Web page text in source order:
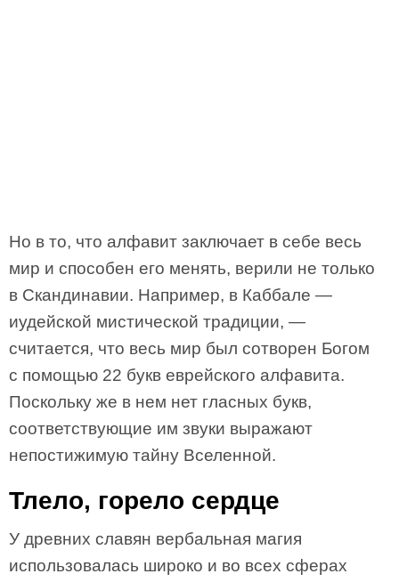
Но в то, что алфавит заключает в себе весь
мир и способен его менять, верили не только
в Скандинавии. Например, в Каббале —
иудейской мистической традиции, —
считается, что весь мир был сотворен Богом
с помощью 22 букв еврейского алфавита.
Поскольку же в нем нет гласных букв,
соответствующие им звуки выражают
непостижимую тайну Вселенной.
Тлело, горело сердце
У древних славян вербальная магия
использовалась широко и во всех сферах